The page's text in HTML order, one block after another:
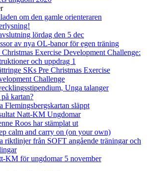
om den gamle orienteraren
lördag den 5 dec
av nya OL-banor för egen träning
Christmas Exercise Development Challenge:
och uppdrag 1
SKs Pre Christmas Exercise
Challenge
Unga talanger
kartan?
Flemingsbergskartan släppt
Natt-KM Ungdomar
Roos har stämplat ut
calm and carry on (on your own)
riktlinjer från SOFT angående träningar och
KM för ungdomar 5 november